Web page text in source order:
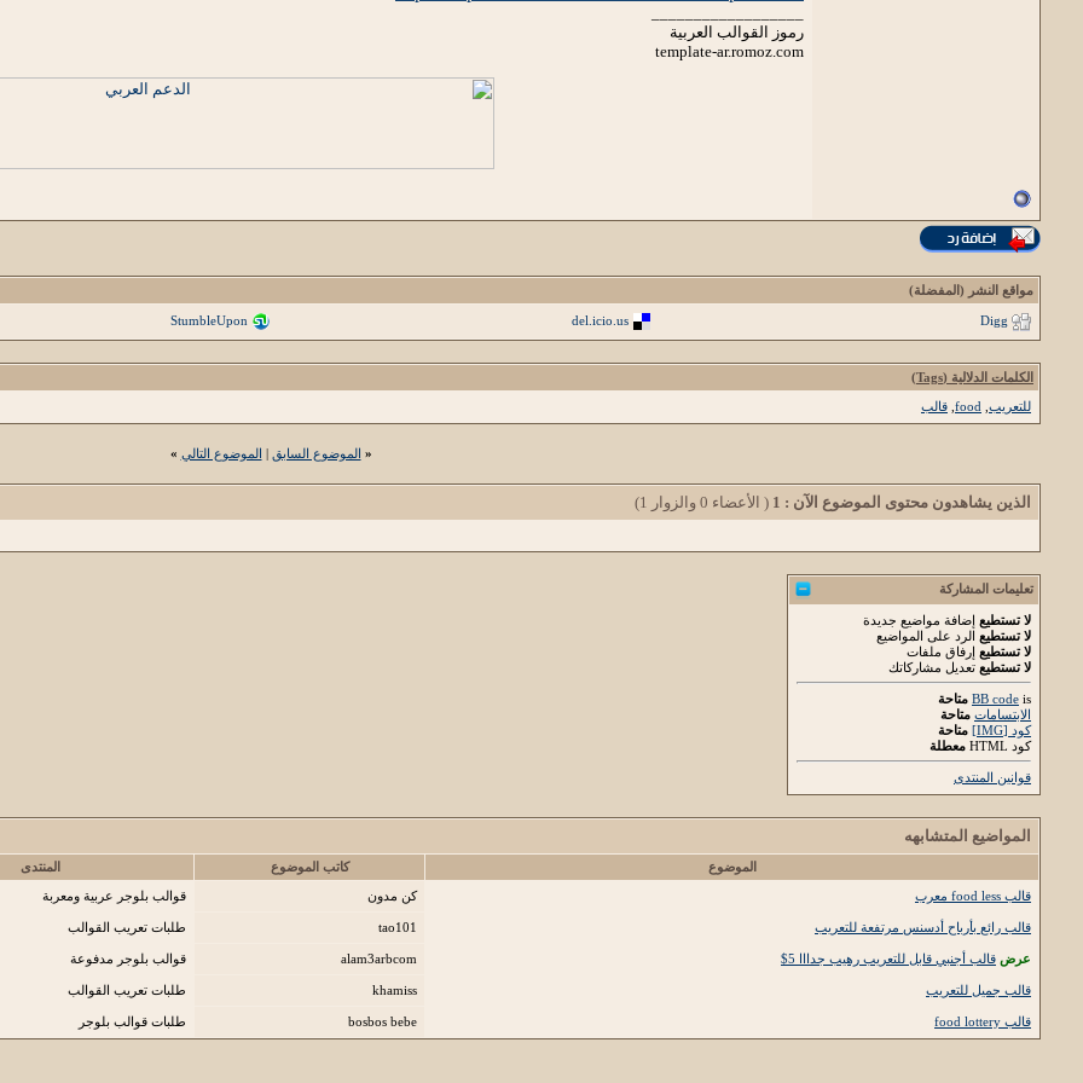
رموز القوالب العربية
template-ar.romoz.com
مواقع النشر (المفضلة)
Digg
del.icio.us
StumbleUpon
الكلمات الدلالية (Tags)
للتعريب food قالب
« الموضوع السابق | الموضوع التالي »
الذين يشاهدون محتوى الموضوع الآن : 1 ( الأعضاء 0 والزوار 1)
تعليمات المشاركة
لا تستطيع إضافة مواضيع جديدة
لا تستطيع الرد على المواضيع
لا تستطيع إرفاق ملفات
لا تستطيع تعديل مشاركاتك
BB code is
متاحة
الابتسامات متاحة
كود [IMG]
متاحة
كود HTML
معطلة
قوانين المنتدى
المواضيع المتشابهه
الموضوع كاتب الموضوع المنتدى
قالب food less معرب
كن مدون قوالب بلوجر عربية ومعربة
قالب رائع بأرباح أدسنس مرتفعة للتعريب tao101 طلبات تعريب القوالب
عرض قالب أجنبي قابل للتعريب رهيب جدااا 5$ alam3arbcom قوالب بلوجر مدفوعة
قالب جميل للتعريب khamiss طلبات تعريب القوالب
قالب food lottery bosbos bebe طلبات قوالب بلوجر